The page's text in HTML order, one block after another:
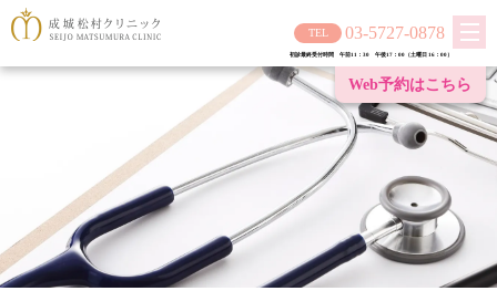
Web予約はこちら
03-5727-0878
初診最終受付時間 午前11：30 午後17：00（土曜日 16：00）